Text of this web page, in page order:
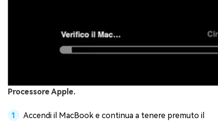
Processore Apple.
Accendi il MacBook e continua a tenere premuto il